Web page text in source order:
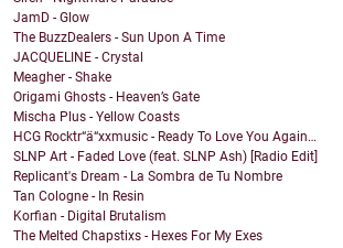
JamD - Glow
The BuzzDealers - Sun Upon A Time
JACQUELINE - Crystal
Meagher - Shake
Origami Ghosts - Heaven’s Gate
Mischa Plus - Yellow Coasts
HCG Rocktr“ä“xxmusic - Ready To Love You Again…
SLNP Art - Faded Love (feat. SLNP Ash) [Radio Edit]
Replicant's Dream - La Sombra de Tu Nombre
Tan Cologne - In Resin
Korfian - Digital Brutalism
The Melted Chapstixs - Hexes For My Exes